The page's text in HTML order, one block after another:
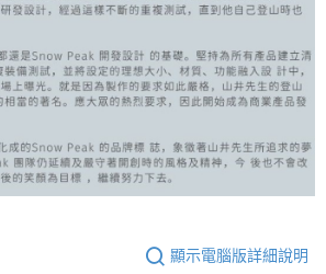
顯示電腦版詳細說明